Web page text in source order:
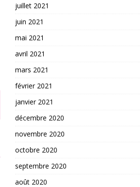
juillet 2021
juin 2021
mai 2021
avril 2021
mars 2021
février 2021
janvier 2021
décembre 2020
novembre 2020
octobre 2020
septembre 2020
août 2020